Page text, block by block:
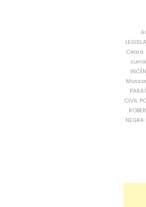
Ceará
CIVIL
NEGRA